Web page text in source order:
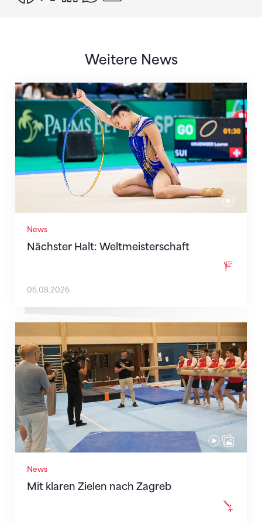
Weitere News
News
Nächster Halt: Weltmeisterschaft
Nächster Halt: Weltmeisterschaft
06.08.2026
News
Mit klaren Zielen nach Zagreb
Mit klaren Zielen nach Zagreb